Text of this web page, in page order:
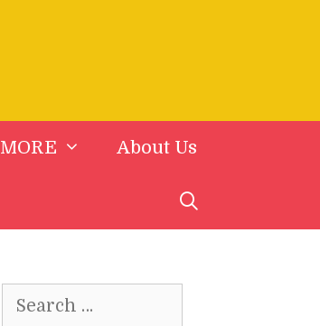
MORE About Us
for: